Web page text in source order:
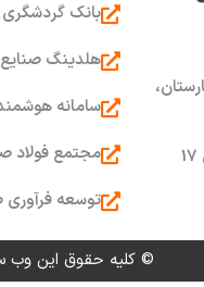
بانک گردشگری
هلدینگ
سامانه
مجتمع فولاد
توسعه
© کلیه حقوق این وب